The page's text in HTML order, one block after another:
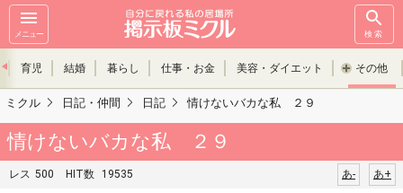
メニュー 検索
育児 結婚 暮らし 仕事・お金 美容・ダイエット その他
ミクル 日記・仲間 日記 情けないバカな私 ２９
情けないバカな私 ２９
レス 500 HIT数 19535 あ+
あ-